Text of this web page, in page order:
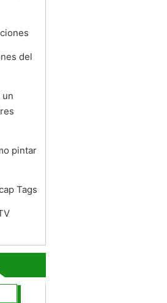
del
un
pintar
Tags